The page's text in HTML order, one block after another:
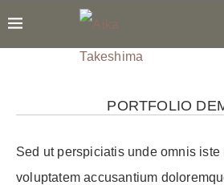
PORTFOLIO
Sed ut perspiciatis unde omnis iste
voluptatem accusantium